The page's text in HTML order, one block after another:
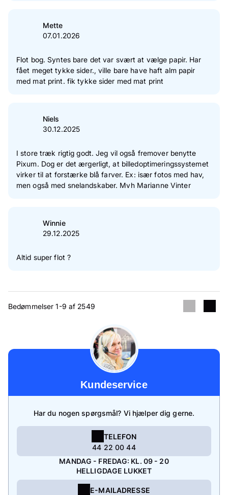
Mette
07.01.2026
Flot bog. Syntes bare det var svært at vælge papir. Har
fået meget tykke sider., ville bare have haft alm papir
med mat print. fik tykke sider med mat print
Niels
30.12.2025
I store træk rigtig godt. Jeg vil også fremover benytte
Pixum. Dog er det ærgerligt, at billedoptimeringssystemet
virker til at forstærke blå farver. Ex: især fotos med hav,
men også med snelandskaber. Mvh Marianne Vinter
Winnie
29.12.2025
Altid super flot ?
Bedømmelser 1-9 af 2549
Kundeservice
Har du nogen spørgsmål? Vi hjælper dig gerne.
TELEFON
44 22 00 44
MANDAG - FREDAG: KL. 09 - 20
HELLIGDAGE LUKKET
E-MAILADRESSE